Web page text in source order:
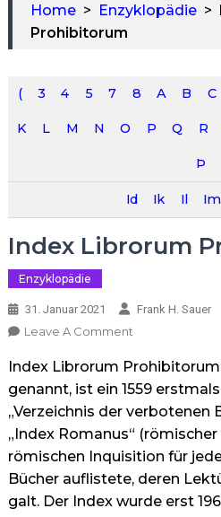
Home > Enzyklopädie >
Prohibitorum
( 3 4 5 7 8 A B C
K L M N O P Q R
Þ
Id Ik Il Im
Index Librorum
Enzyklopädie
31. Januar 2021 Frank H. Sauer
Leave A CommentOn
Librorum
Prohibitorum
Index Librorum
genannt, ist ein 1559
„Verzeichnis der verbotenen
„Index Romanus“
römischen Inquisition für
Bücher auflistete, deren
galt. Der Index wurde erst